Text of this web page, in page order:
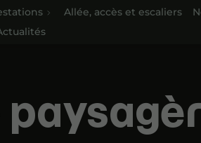
Allée, accès et escaliers